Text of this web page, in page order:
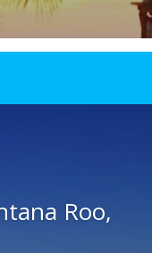
Roo,